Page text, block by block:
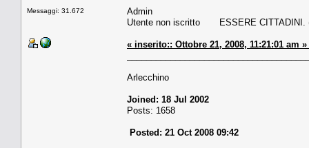
Messaggi: 31.672
Admin
Utente non iscritto ESSERE CITTADINI.
« inserito:: Ottobre 21, 2008, 11:21:01 am
Arlecchino
Joined: 18 Jul 2002
Posts: 1658
Posted: 21 Oct 2008 09:42